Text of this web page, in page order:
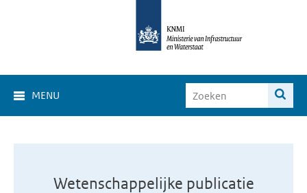
MENU
Wetenschappelijke publicatie